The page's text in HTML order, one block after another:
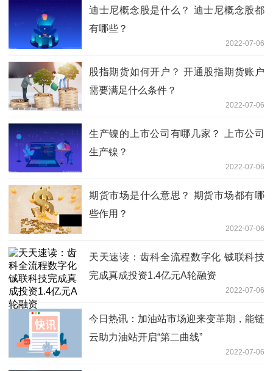
迪士尼概念股是什么？ 迪士尼概念股都
有哪些？
2022-07-06
股指期货如何开户？ 开通股指期货账户
需要满足什么条件？
2022-07-06
生产镍的上市公司有哪几家？ 上市公司
生产镍？
2022-07-06
期货市场是什么意思？ 期货市场都有哪
些作用？
2022-07-06
天天速读：齿科全流程数字化 铖联科技
完成真成投资1.4亿元A轮融资
2022-07-06
今日热讯：加油站市场迎来变革期，能链
云助力油站开启“第二曲线”
2022-07-06